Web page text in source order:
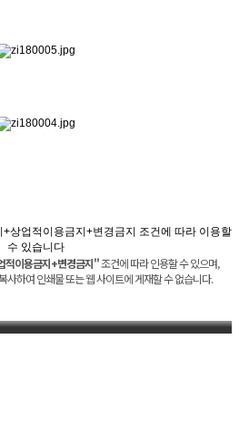
적이용금지+변경금지"조건에 따라 인용할 수 있으며,
사하여 인쇄물 또는 웹 사이트에 게재할 수 없습니다.